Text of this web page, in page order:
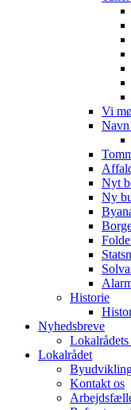
Vi
Nyt
Ny
Historie
Nyhedsbreve
Lokalrådet
Kontakt os